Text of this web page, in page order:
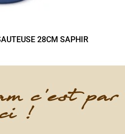
28CM SAPHIR
c'est par
!